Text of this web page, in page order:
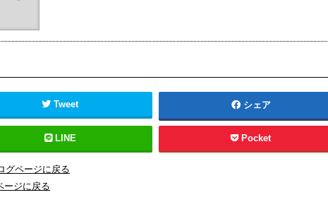
Tweet シェア
LINE Pocket
グページに戻る
ージに戻る